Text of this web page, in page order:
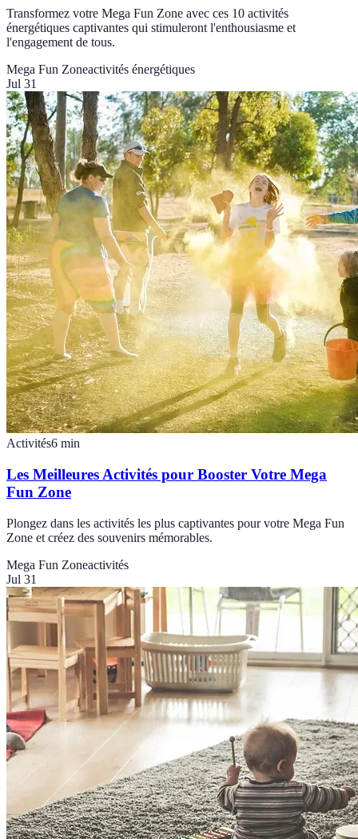
Transformez votre Mega Fun Zone avec ces 10 activités
énergétiques captivantes qui stimuleront l'enthousiasme et
l'engagement de tous.
Mega Fun Zoneactivités énergétiques
Jul 31
Activités6 min
Les Meilleures Activités pour Booster Votre Mega
Fun Zone
Plongez dans les activités les plus captivantes pour votre Mega Fun
Zone et créez des souvenirs mémorables.
Mega Fun Zoneactivités
Jul 31